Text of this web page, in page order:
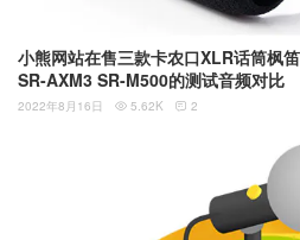
小熊网站在售三款卡农口XLR话筒枫
SR-AXM3 SR-M500的测试音频对比
2022年8月16日  5.62K  2